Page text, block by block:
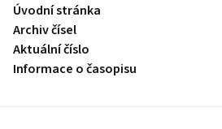
Úvodní stránka
Archiv čísel
Aktuální číslo
Informace o časopisu